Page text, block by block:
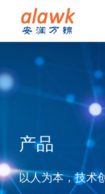
产品
以人为本，技术